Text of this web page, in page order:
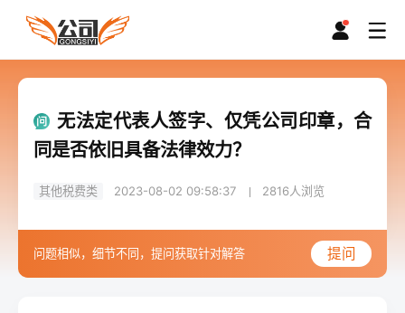
无法定代表人签字、仅凭公司印章，合
同是否依旧具备法律效力？
其他税费类 2023-08-02 09:58:37 2816人浏览
问题相似，细节不同，提问获取针对解答 提问